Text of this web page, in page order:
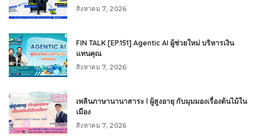
สิงหาคม 7, 2026
FIN TALK [EP.151] Agentic AI ผู้ช่วยใหม่ บริหารเงิน
แทนคุณ
สิงหาคม 7, 2026
เพลินภาษานานาสาระ l ผู้สูงอายุ กับมุมมองเรื่องต้นไม้ใน
เมือง
สิงหาคม 7, 2026